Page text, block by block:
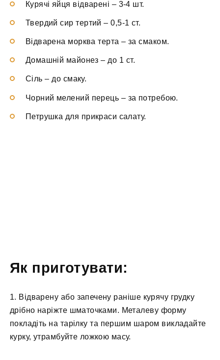
Курячі яйця відварені – 3-4 шт.
Твердий сир тертий –0,5-1 ст.
Відварена морква терта –за смаком.
Домашній майонез – до 1 ст.
Сіль –до смаку.
Чорний мелений перець – за потребою.
Петрушка для прикраси салату.
Як приготувати:
1. Відварену або запечену раніше курячу грудку
дрібно наріжте шматочками. Металеву форму
покладіть на тарілку та першим шаром викладайте
курку, утрамбуйте ложкою масу.